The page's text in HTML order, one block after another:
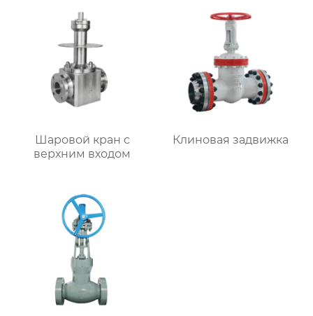
Шаровой кран с
верхним входом
Клиновая задвижка